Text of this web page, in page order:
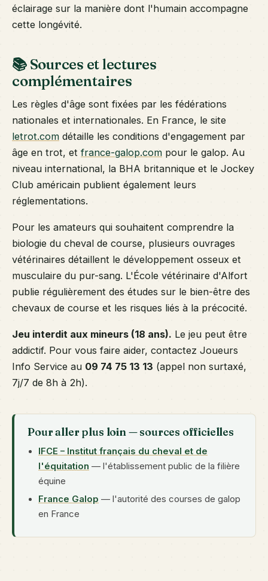
éclairage sur la manière dont l'humain accompagne
cette longévité.
📚 Sources et lectures
complémentaires
Les règles d'âge sont fixées par les fédérations
nationales et internationales. En France, le site
letrot.com détaille les conditions d'engagement par
âge en trot, et france-galop.com pour le galop. Au
niveau international, la BHA britannique et le Jockey
Club américain publient également leurs
réglementations.
Pour les amateurs qui souhaitent comprendre la
biologie du cheval de course, plusieurs ouvrages
vétérinaires détaillent le développement osseux et
musculaire du pur-sang. L'École vétérinaire d'Alfort
publie régulièrement des études sur le bien-être des
chevaux de course et les risques liés à la précocité.
Jeu interdit aux mineurs (18 ans). Le jeu peut être
addictif. Pour vous faire aider, contactez Joueurs
Info Service au 09 74 75 13 13 (appel non surtaxé,
7j/7 de 8h à 2h).
Pour aller plus loin — sources officielles
IFCE – Institut français du cheval et de
l'équitation — l'établissement public de la filière
équine
France Galop — l'autorité des courses de galop
en France